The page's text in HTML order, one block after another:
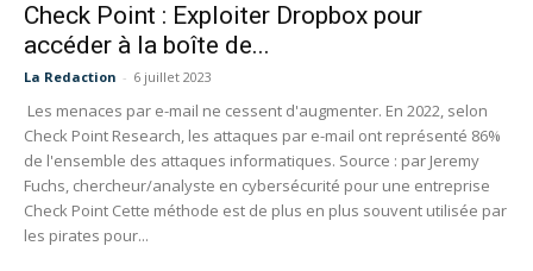
Check Point : Exploiter Dropbox pour
accéder à la boîte de...
La Redaction - 6 juillet 2023
Les menaces par e-mail ne cessent d'augmenter. En 2022, selon
Check Point Research, les attaques par e-mail ont représenté 86%
de l'ensemble des attaques informatiques. Source : par Jeremy
Fuchs, chercheur/analyste en cybersécurité pour une entreprise
Check Point Cette méthode est de plus en plus souvent utilisée par
les pirates pour...